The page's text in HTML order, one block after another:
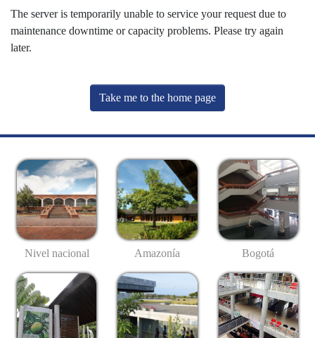
The server is temporarily unable to service your request due to
maintenance downtime or capacity problems. Please try again
later.
Take me to the home page
Nivel nacional Amazonía Bogotá